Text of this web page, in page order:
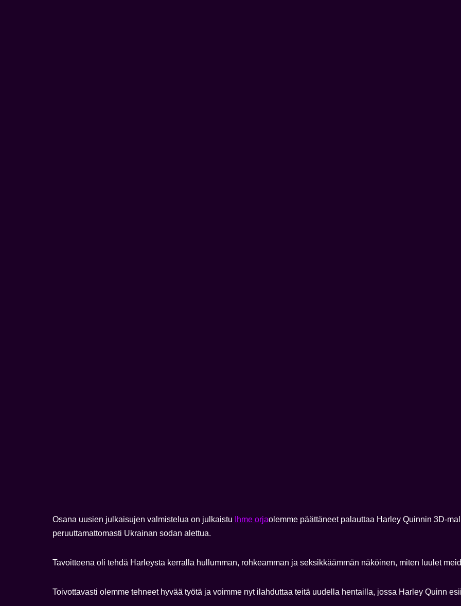
Osana uusien julkaisujen valmistelua on julkaistu Ihme orjaolemme päättäneet palauttaa Harley Quinnin 3D-
peruuttamattomasti Ukrainan sodan alettua.
Tavoitteena oli tehdä Harleysta kerralla hullumman, rohkeamman ja seksikkäämmän näköinen, miten luulet
Toivottavasti olemme tehneet hyvää työtä ja voimme nyt ilahduttaa teitä uudella hentailla, jossa Harley Quinn